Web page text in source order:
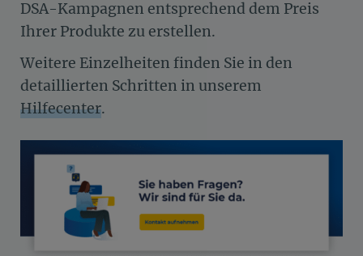
DSA-Kampagnen entsprechend dem Preis
Ihrer Produkte zu erstellen.
Weitere Einzelheiten finden Sie in den
detaillierten Schritten in unserem
Hilfecenter.